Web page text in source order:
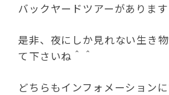
バックヤードツアーがあります
是非、夜にしか見れない生き
て下さいね＾＾
どちらもインフォメーション